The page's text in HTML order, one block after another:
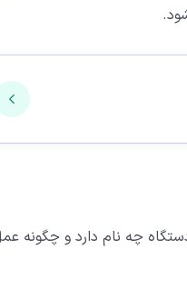
چه نام دارد و چگونه